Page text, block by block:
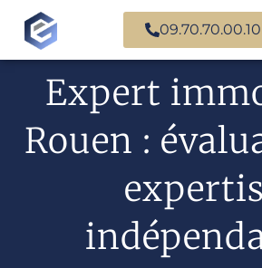
09.70.70.00.10
Expert
Rouen :